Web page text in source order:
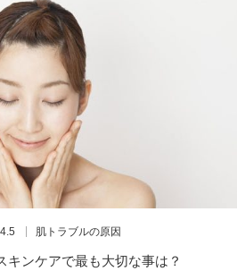
肌トラブルの原因
キンケアで最も大切な事は？